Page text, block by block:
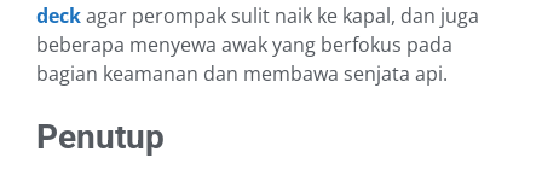
deckagar perompak sulit naik ke kapal, dan juga
beberapa menyewa awak yang berfokus pada
bagian keamanan dan membawa senjata api.
Penutup